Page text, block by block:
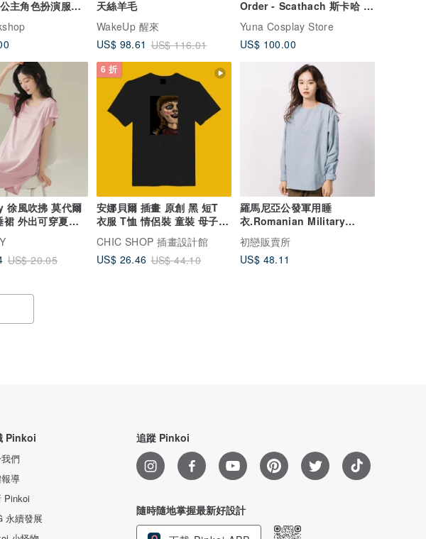
主角色扮演服飾
天絲羊毛
WakeUp 醒來
US$ 98.61 US$ 116.01
Order - Scathach 斯卡哈 角
色扮演服裝
Yuna Cosplay Store
US$ 100.00
徐風吹拂 莫代爾
裙 外出可穿夏日
US$ 20.05
6 折
安娜貝爾 插畫 原創 黑 短T
衣服 T恤 情侶裝 童裝 母子裝
CHIC SHOP 插畫設計館
US$ 26.46 US$ 44.10
羅馬尼亞公發軍用睡
衣.Romanian Military
pajama【初戀販賣所】
初戀販賣所
US$ 48.11
Pinkoi
們
導
Pinkoi
永續發展
追蹤 Pinkoi
隨時隨地掌握最新好設計